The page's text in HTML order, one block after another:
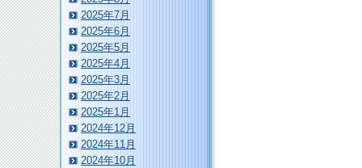
2025年7月
2025年6月
2025年5月
2025年4月
2025年3月
2025年2月
2025年1月
2024年12月
2024年11月
2024年10月